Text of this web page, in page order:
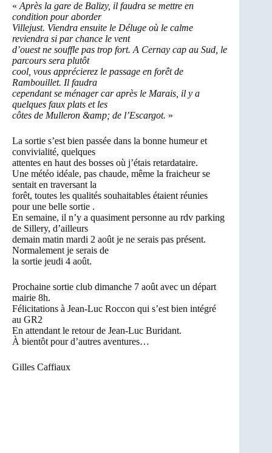
« Après la gare de Balizy, il faudra se mettre en
condition pour aborder
Villejust. Viendra ensuite le Déluge où le calme
reviendra si par chance le vent
d’ouest ne souffle pas trop fort. A Cernay cap au Sud, le
parcours sera plutôt
cool, vous apprécierez le passage en forêt de
Rambouillet. Il faudra
cependant se ménager car après le Marais, il y a
quelques faux plats et les
côtes de Mulleron &amp; de l’Escargot. »
La sortie s’est bien passée dans la bonne humeur et
convivialité, quelques
attentes en haut des bosses où j’étais retardataire.
Une météo idéale, pas chaude, même la fraicheur se
sentait en traversant la
forêt, toutes les qualités souhaitables étaient réunies
pour une belle sortie .
En semaine, il n’y a quasiment personne au rdv parking
de Sillery, d’ailleurs
demain matin mardi 2 août je ne serais pas présent.
Normalement je serais de
la sortie jeudi 4 août.
Prochaine sortie club dimanche 7 août avec un départ
mairie 8h.
Félicitations à Jean-Luc Roccon qui s’est bien intégré
au GR2
En attendant le retour de Jean-Luc Buridant.
À bientôt pour d’autres aventures…
Gilles Caffiaux